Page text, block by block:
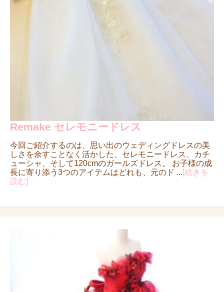
Remake セレモニードレス
今回ご紹介するのは、思い出のウェディングドレスの美
しさを余すことなく活かした、セレモニードレス、カチ
ューシャ、そして120cmのガールズドレス。 お子様の成
長に寄り添う3つのアイテムはどれも、元のド ...[続きを
読む]